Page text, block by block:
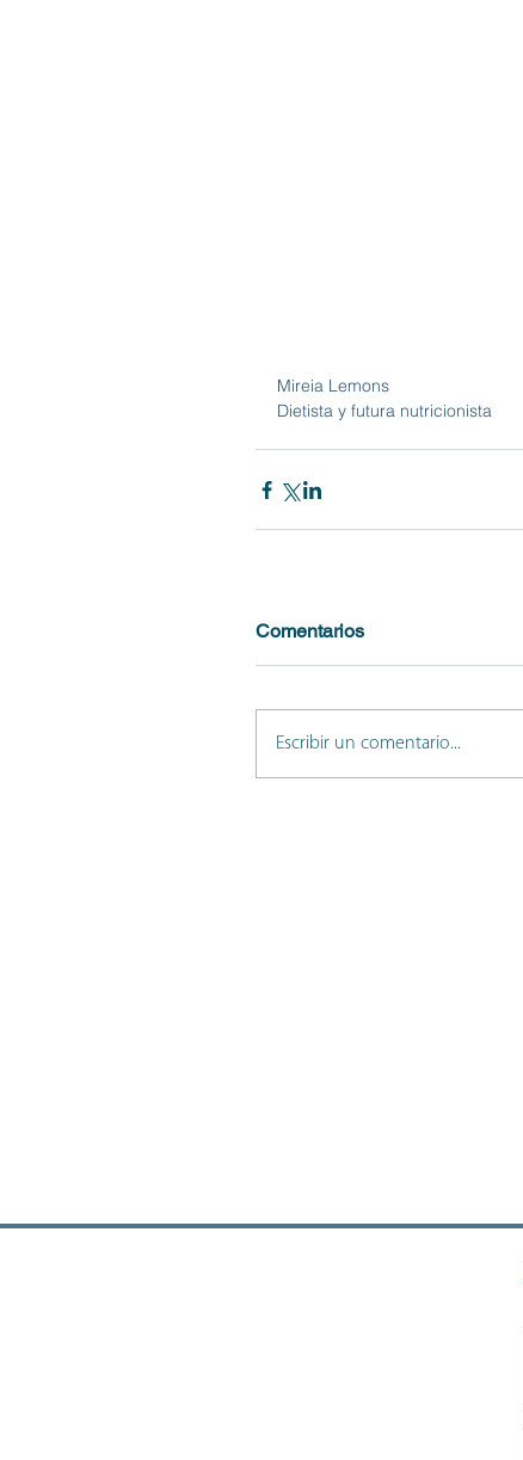
Mireia Lemons
Dietista y futura nutricionista
Comentarios
Escribir un comentario...